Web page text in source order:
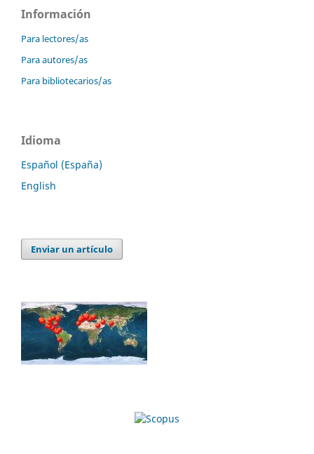
Información
Para lectores/as
Para autores/as
Para bibliotecarios/as
Idioma
Español (España)
English
Enviar un artículo